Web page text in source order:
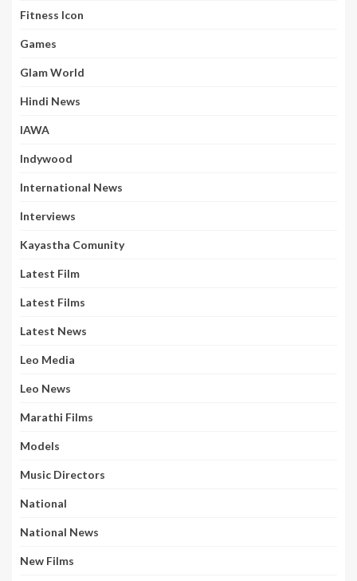
Fitness Icon
Games
Glam World
Hindi News
IAWA
Indywood
International News
Interviews
Kayastha Comunity
Latest Film
Latest Films
Latest News
Leo Media
Leo News
Marathi Films
Models
Music Directors
National
National News
New Films